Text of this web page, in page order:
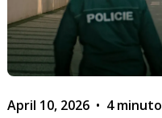
April 10, 2026 • 4